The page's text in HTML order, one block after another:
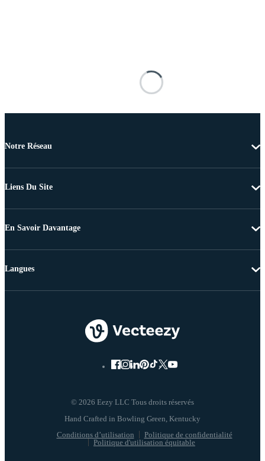
Notre Réseau
Liens Du Site
En Savoir Davantage
© 2026 Eezy LLC Tous droits réservés
Conditions d’utilisation
Politique de confidentialité
Politique d'utilisation équitable
Langues